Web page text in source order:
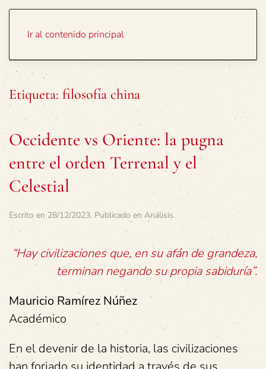
Ir al contenido principal
Etiqueta: filosofía china
Occidente vs Oriente: la pugna
entre el orden Terrenal y el
Celestial
Escrito en 28/12/2023. Publicado en Análisis.
“Hay civilizaciones que, en su afán de grandeza,
terminan negando su propia sabiduría”.
Mauricio Ramírez Núñez
Académico
En el devenir de la historia, las civilizaciones